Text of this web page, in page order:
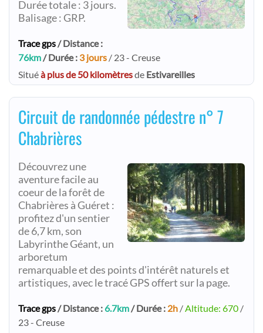
Durée totale : 3 jours.
Balisage : GRP.
Trace gps/ Distance :
76km/ Durée : 3 jours / 23 - Creuse
Situéà plus de 50 kilomètresde Estivareilles
Circuit de randonnée pédestre n° 7
Chabrières
Découvrez une
aventure facile au
coeur de la forêt de
Chabrières à Guéret :
profitez d'un sentier
de 6,7 km, son
Labyrinthe Géant, un
arboretum
remarquable et des points d'intérêt naturels et
artistiques, avec le tracé GPS offert sur la page.
Trace gps/ Distance : 6.7km/ Durée : 2h /Altitude: 670 /
23 - Creuse